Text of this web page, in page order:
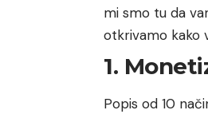
mi smo tu da
otkrivamo kako
1.
Popis od 10